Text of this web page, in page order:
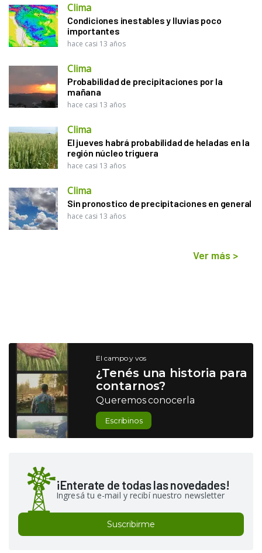
Clima
Condiciones inestables y lluvias poco
importantes
hace casi 13 años
Clima
Probabilidad de precipitaciones por la
mañana
hace casi 13 años
Clima
El jueves habrá probabilidad de heladas en la
región núcleo triguera
hace casi 13 años
Clima
Sin pronostico de precipitaciones en general
hace casi 13 años
Ver más >
El campo y vos
¿Tenés una historia para
contarnos?
Queremos conocerla
Escribinos
¡Enterate de todas las novedades!
Ingresá tu e-mail y recibí nuestro newsletter
Suscribirme